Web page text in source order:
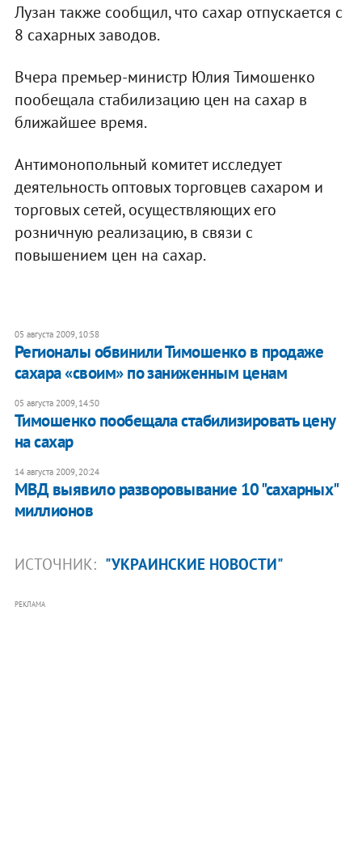
Лузан также сообщил, что сахар отпускается с
8 сахарных заводов.
Вчера премьер-министр Юлия Тимошенко
пообещала стабилизацию цен на сахар в
ближайшее время.
Антимонопольный комитет исследует
деятельность оптовых торговцев сахаром и
торговых сетей, осуществляющих его
розничную реализацию, в связи с
повышением цен на сахар.
05 августа 2009, 10:58
Регионалы обвинили Тимошенко в продаже
сахара «своим» по заниженным ценам
05 августа 2009, 14:50
Тимошенко пообещала стабилизировать цену
на сахар
14 августа 2009, 20:24
МВД выявило разворовывание 10 "сахарных"
миллионов
ИСТОЧНИК: "УКРАИНСКИЕ НОВОСТИ"
РЕКЛАМА